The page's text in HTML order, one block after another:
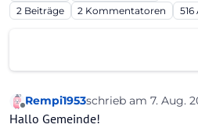
2 Beiträge 2 Kommentatoren 516
Offline
Rempi1953schrieb am 7. Aug.
zuletzt editiert von
Hallo Gemeinde!